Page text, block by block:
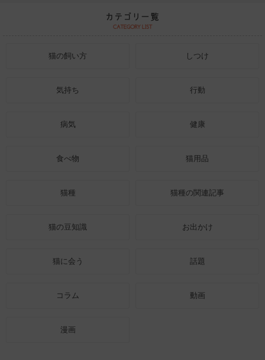
猫の飼い方 しつけ
気持ち 行動
病気 健康
食べ物 猫用品
猫種 猫種の関連記事
猫の豆知識 お出かけ
猫に会う 話題
コラム 動画
漫画